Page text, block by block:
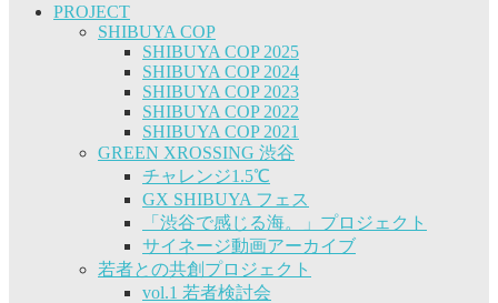
PROJECT
SHIBUYA COP
SHIBUYA COP 2025
SHIBUYA COP 2024
SHIBUYA COP 2023
SHIBUYA COP 2022
SHIBUYA COP 2021
GREEN XROSSING 渋谷
チャレンジ1.5℃
GX SHIBUYA フェス
「渋谷で感じる海。」プロジェクト
サイネージ動画アーカイブ
若者との共創プロジェクト
vol.1 若者検討会